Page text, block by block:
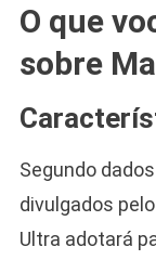
O que
sobre
Segundo
divulgados
Ultra adotará